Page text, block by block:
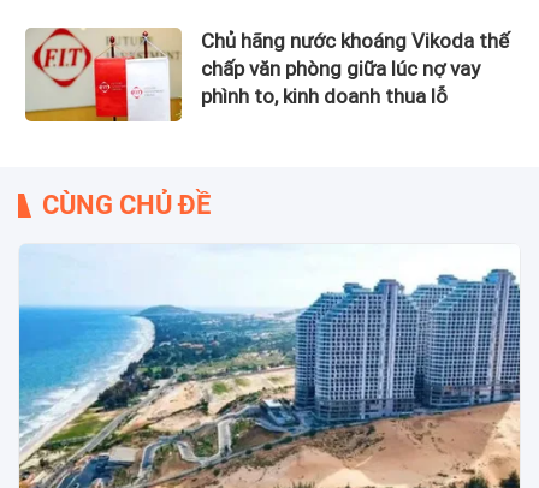
Chủ hãng nước khoáng Vikoda thế
chấp văn phòng giữa lúc nợ vay
phình to, kinh doanh thua lỗ
CÙNG CHỦ ĐỀ